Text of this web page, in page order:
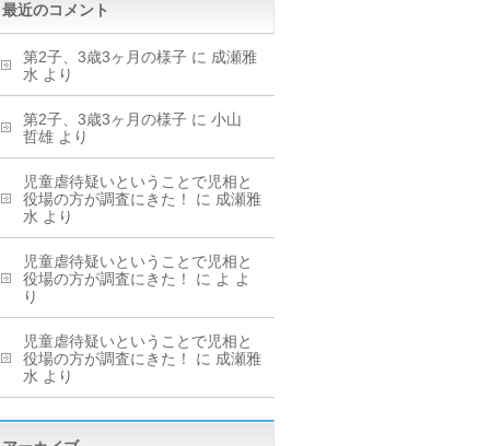
最近のコメント
第2子、3歳3ヶ月の様子 に 成瀬雅
水 より
第2子、3歳3ヶ月の様子 に 小山
哲雄 より
児童虐待疑いということで児相と
役場の方が調査にきた！
に 成瀬雅
水 より
児童虐待疑いということで児相と
役場の方が調査にきた！
に よ よ
り
児童虐待疑いということで児相と
役場の方が調査にきた！
に 成瀬雅
水 より